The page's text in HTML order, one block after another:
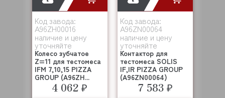
Код завода:
A96ZH00016
наличие и цену
уточняйте
Колесо зубчатое
Z=11 для тестомеса
IFM 7,10,15 PIZZA
GROUP (A96ZH...
4 062 ₽
Код завода:
A96ZN00064
наличие и цену
уточняйте
Контактор для
тестомеса SOLIS
IF,IR PIZZA GROUP
(A96ZN00064)
7 583 ₽